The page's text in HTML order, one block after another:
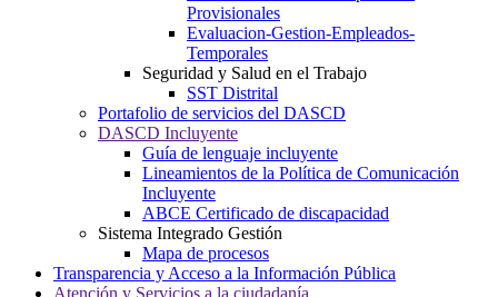
Provisionales
Evaluacion-Gestion-Empleados-
Temporales
Seguridad y Salud en el Trabajo
SST Distrital
Portafolio de servicios del DASCD
DASCD Incluyente
Guía de lenguaje incluyente
Lineamientos de la Política de Comunicación
Incluyente
ABCE Certificado de discapacidad
Sistema Integrado Gestión
Mapa de procesos
Transparencia y Acceso a la Información Pública
Atención y Servicios a la ciudadanía